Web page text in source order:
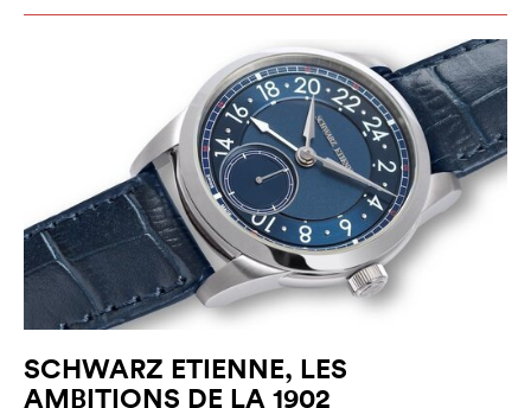
SCHWARZ ETIENNE, LES
AMBITIONS DE LA 1902